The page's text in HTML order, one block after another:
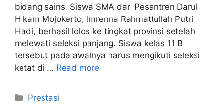
bidang sains. Siswa SMA dari Pesantren Darul
Hikam Mojokerto, Imrenna Rahmattullah Putri
Hadi, berhasil lolos ke tingkat provinsi setelah
melewati seleksi panjang. Siswa kelas 11 B
tersebut pada awalnya harus mengikuti seleksi
ketat di … Read more
Prestasi